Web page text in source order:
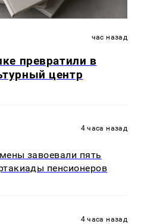
час назад
превратили в
центр
4 часа назад
завоевали пять
пенсионеров
4 часа назад